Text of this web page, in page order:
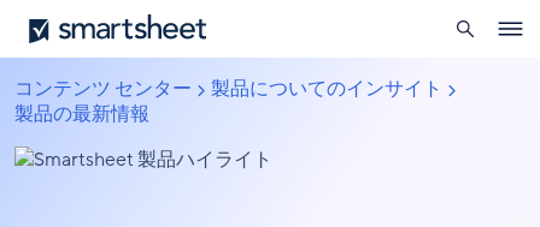
メ
イ
コ
ン
テ
ン
Smartsheet
開
パ
ン
く
ず
コンテンツ センター
製品についてのインサイト
製品の最新情報